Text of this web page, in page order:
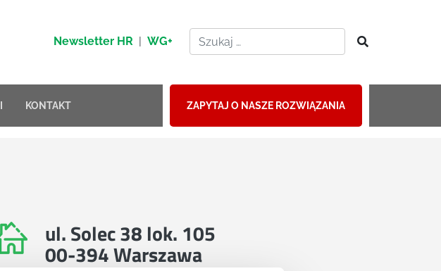
Newsletter HR | WG+
KONTAKT ZAPYTAJ O NASZE ROZWIĄZANIA
ul. Solec 38 lok. 105
00-394 Warszawa